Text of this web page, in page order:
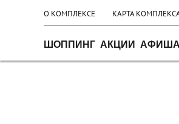
О КОМПЛЕКСЕ КАРТА
ШОППИНГ АКЦИИ